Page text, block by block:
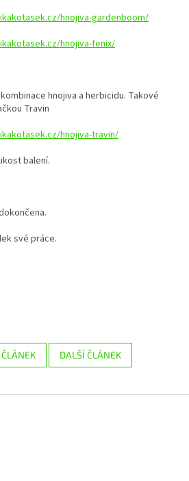
hnojiva-gardenboom/
hnojiva-fenix/
hnojiva a herbicidu. Takové
Travin
hnojiva-travin/
balení.
své práce.
DALŠÍ ČLÁNEK